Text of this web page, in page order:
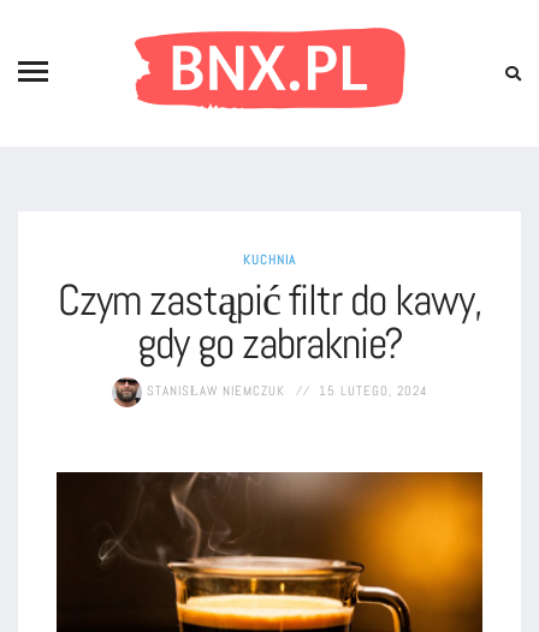
KUCHNIA
Czym zastąpić filtr do kawy,
gdy go zabraknie?
STANISŁAW NIEMCZUK 15 LUTEGO, 2024